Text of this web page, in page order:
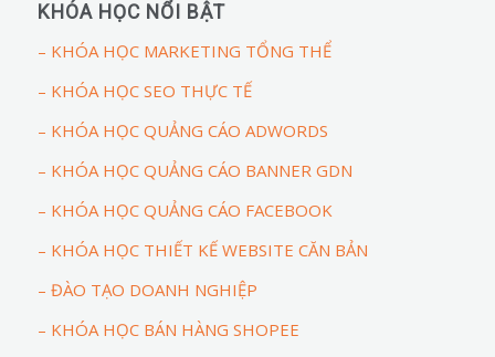
KHÓA HỌC NỔI BẬT
– KHÓA HỌC MARKETING TỔNG THỂ
– KHÓA HỌC SEO THỰC TẾ
– KHÓA HỌC QUẢNG CÁO ADWORDS
– KHÓA HỌC QUẢNG CÁO BANNER GDN
– KHÓA HỌC QUẢNG CÁO FACEBOOK
– KHÓA HỌC THIẾT KẾ WEBSITE CĂN BẢN
– ĐÀO TẠO DOANH NGHIỆP
– KHÓA HỌC BÁN HÀNG SHOPEE